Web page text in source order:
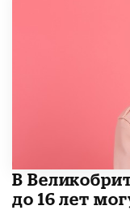
В
до 16 лет